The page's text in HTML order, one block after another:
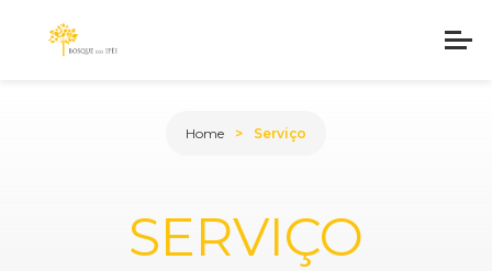
SERVIÇO
Home Serviço